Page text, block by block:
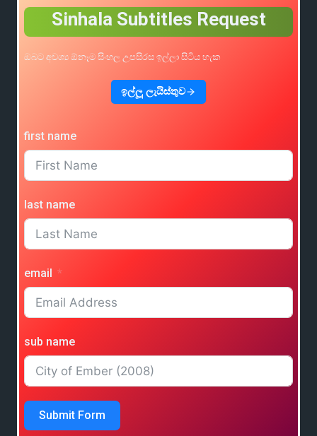
Sinhala Subtitles Request
ඔබට අවශ්‍ය ඕනෑම සිංහල උපසිරස ඉල්ලා සිටිය හැක
ඉල්ලූ ලැයිස්තුව
first name
last name
email
sub name
Submit Form